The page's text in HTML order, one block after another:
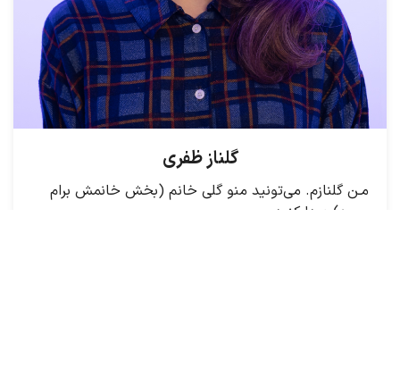
گلناز ظفری
مـن گلنازم. می‌تونید منو گلی خانم (بخش خانمش برام
مهمه) صدا کنید.